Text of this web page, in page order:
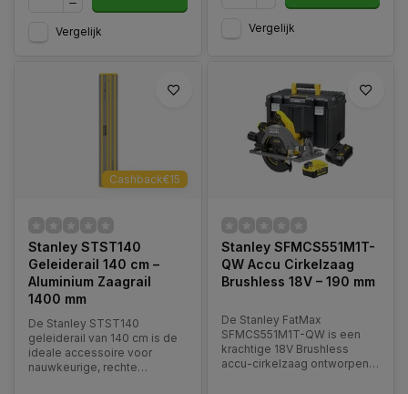
Vergelijk Vergelijk
Cashback€15
Stanley STST140
Geleiderail 140 cm –
Aluminium Zaagrail
1400 mm
De Stanley STST140
geleiderail van 140 cm is de
ideale accessoire voor
nauwkeurige, rechte
Stanley SFMCS551M1T-
QW Accu Cirkelzaag
Brushless 18V – 190 mm
De Stanley FatMax
SFMCS551M1T-QW is een
krachtige 18V Brushless
accu-cirkelzaag ontworpen